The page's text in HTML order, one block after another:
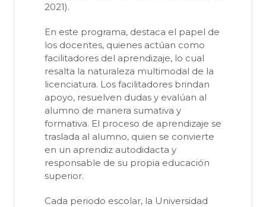
2021).
En este programa, destaca el papel de
los docentes, quienes actúan como
facilitadores del aprendizaje, lo cual
resalta la naturaleza multimodal de la
licenciatura. Los facilitadores brindan
apoyo, resuelven dudas y evalúan al
alumno de manera sumativa y
formativa. El proceso de aprendizaje se
traslada al alumno, quien se convierte
en un aprendiz autodidacta y
responsable de su propia educación
superior.
Cada periodo escolar, la Universidad